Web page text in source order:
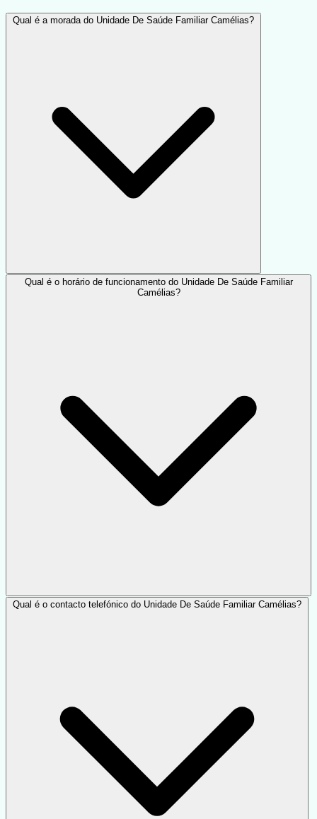
Qual é a morada do Unidade De Saúde Familiar Camélias?
Qual é o horário de funcionamento do Unidade De Saúde Familiar
Camélias?
Qual é o contacto telefónico do Unidade De Saúde Familiar Camélias?